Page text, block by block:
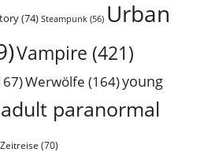
(74) Steampunk (56) Urban
Vampire (421)
Werwölfe (164)young
paranormal
Zeitreise (70)